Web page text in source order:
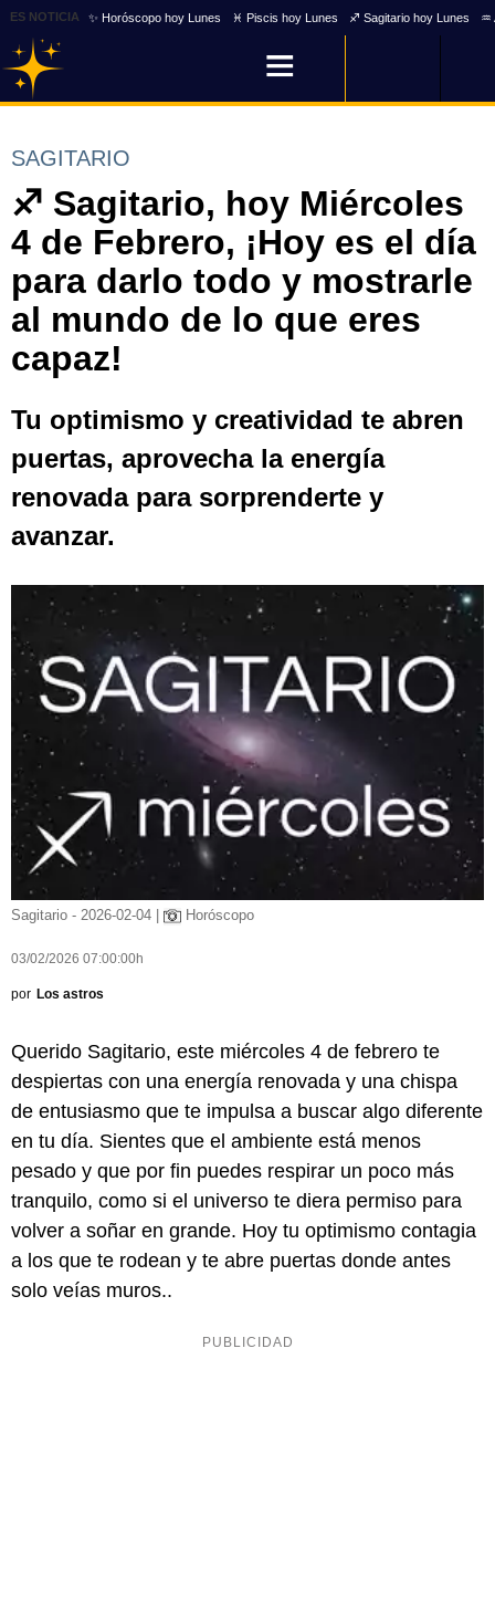
ES NOTICIA ✨ Horóscopo hoy Lunes ♓ Piscis hoy Lunes ♐ Sagitario hoy Lunes
SAGITARIO
♐ Sagitario, hoy Miércoles
4 de Febrero, ¡Hoy es el día
para darlo todo y mostrarle
al mundo de lo que eres
capaz!
Tu optimismo y creatividad te abren
puertas, aprovecha la energía
renovada para sorprenderte y
avanzar.
Sagitario - 2026-02-04 | Horóscopo
03/02/2026 07:00:00h
por Los astros
Querido Sagitario, este miércoles 4 de febrero te
despiertas con una energía renovada y una chispa
de entusiasmo que te impulsa a buscar algo diferente
en tu día. Sientes que el ambiente está menos
pesado y que por fin puedes respirar un poco más
tranquilo, como si el universo te diera permiso para
volver a soñar en grande. Hoy tu optimismo contagia
a los que te rodean y te abre puertas donde antes
solo veías muros..